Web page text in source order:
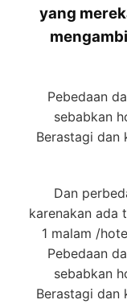
yang
Pebedaan
sebabkan
Berastagi dan
Dan
karenakan ada
1 malam /
Pebedaan
sebabkan
Berastagi dan